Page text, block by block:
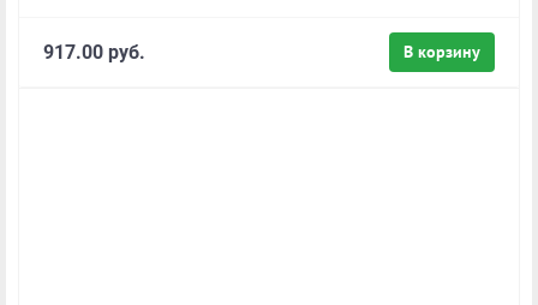
В корзину
917.00 руб.